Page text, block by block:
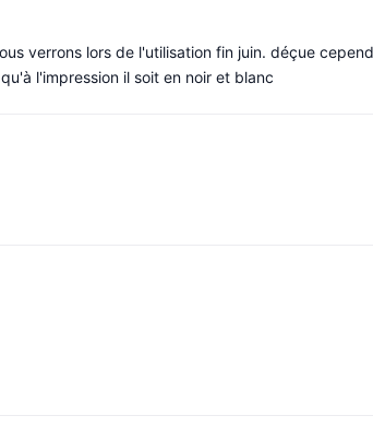
verrons lors de l'utilisation fin juin. déçue
l'impression il soit en noir et blanc